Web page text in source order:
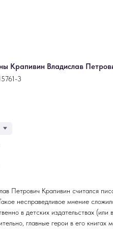
Крапивин Владислав
3
Петрович Крапивин считался
несправедливое мнение
в детских издательствах (или
главные герои в его книгах